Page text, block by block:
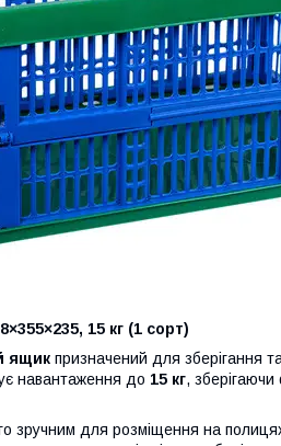
15 кг (1 сорт)
ящик призначений для зберігання
навантаження до 15 кг, зберігаючи
зручним для розміщення на